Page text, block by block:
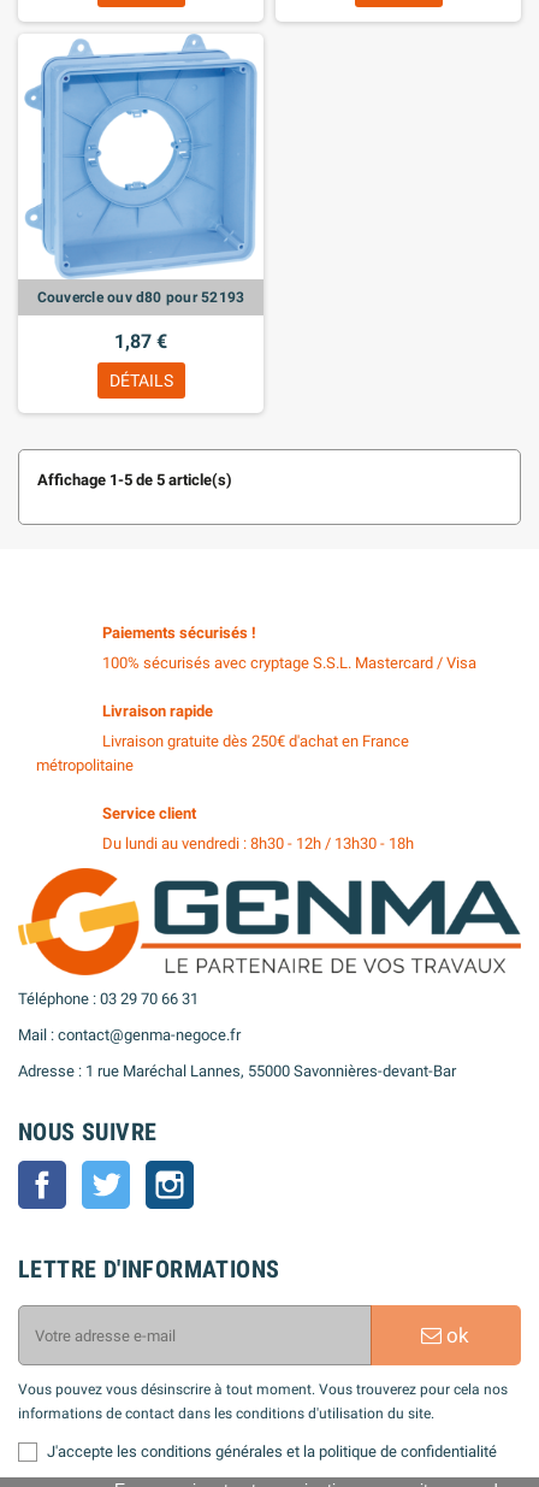
Couvercle ouv d80 pour 52193
1,87 €
DÉTAILS
Affichage 1-5 de 5 article(s)
Paiements sécurisés !
100% sécurisés avec cryptage S.S.L. Mastercard / Visa
Livraison rapide
Livraison gratuite dès 250€ d'achat en France
métropolitaine
Service client
Du lundi au vendredi : 8h30 - 12h / 13h30 - 18h
Téléphone : 03 29 70 66 31
Mail : contact@genma-negoce.fr
Adresse : 1 rue Maréchal Lannes, 55000 Savonnières-devant-Bar
NOUS SUIVRE
Facebook Twitter
LETTRE D'INFORMATIONS
ok
Vous pouvez vous désinscrire à tout moment. Vous trouverez pour cela nos
informations de contact dans les conditions d'utilisation du site.
J'accepte les conditions générales et la politique de confidentialité